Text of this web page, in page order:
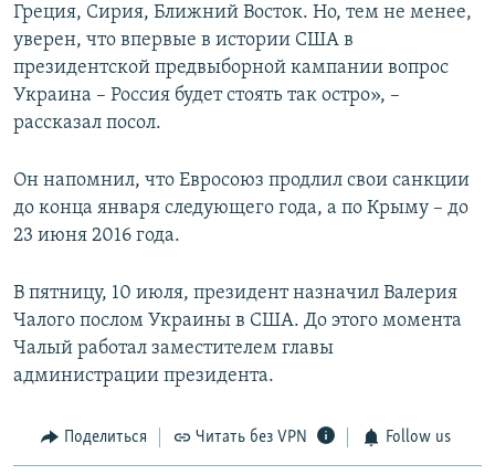
Греция, Сирия, Ближний Восток. Но, тем не менее,
уверен, что впервые в истории США в
президентской предвыборной кампании вопрос
Украина – Россия будет стоять так остро», –
рассказал посол.
Он напомнил, что Евросоюз продлил свои санкции
до конца января следующего года, а по Крыму – до
23 июня 2016 года.
В пятницу, 10 июля, президент назначил Валерия
Чалого послом Украины в США. До этого момента
Чалый работал заместителем главы
администрации президента.
Поделиться Читать без VPN Follow us